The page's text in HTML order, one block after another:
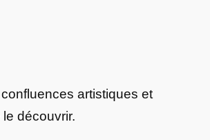
artistiques et
découvrir.